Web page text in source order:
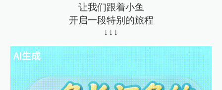
让我们跟着小鱼
开启一段特别的旅程
↓↓↓